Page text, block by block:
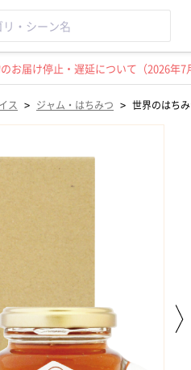
お届け停止・遅延について（2026年7
ス > ジャム・はちみつ > 世界のはち